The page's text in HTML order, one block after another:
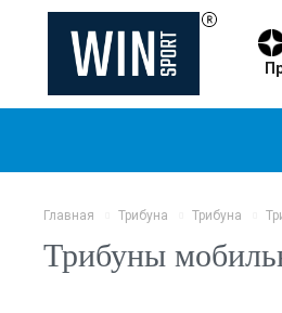
Главная Трибуна Трибуна
Трибуны